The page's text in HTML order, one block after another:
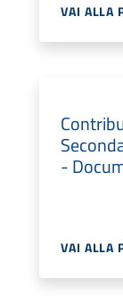
VAI ALLA
-
VAI ALLA